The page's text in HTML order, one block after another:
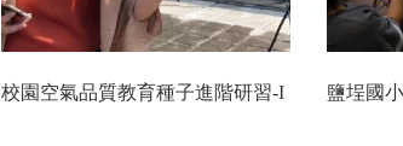
校園空氣品質教育種子進階研習-I 鹽埕國